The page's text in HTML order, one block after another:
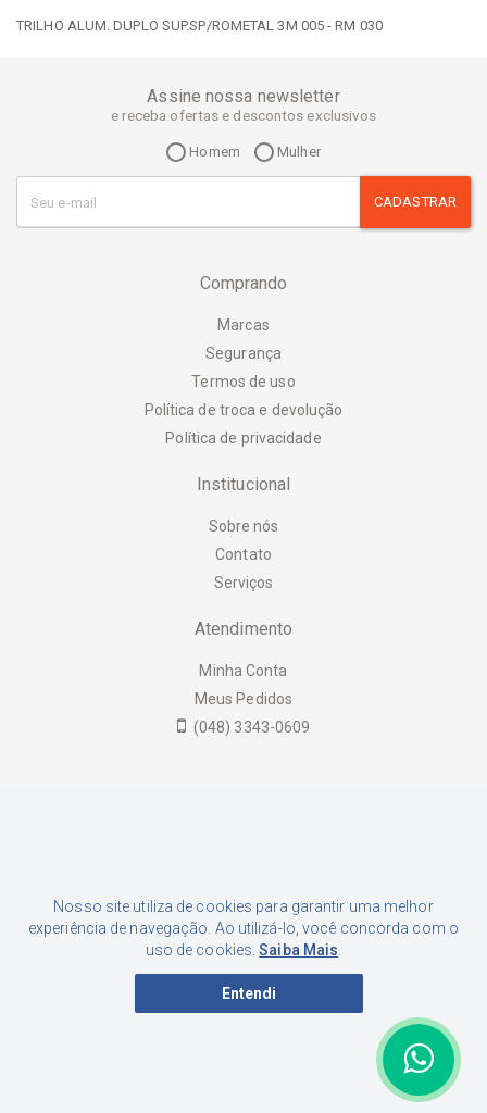
TRILHO ALUM. DUPLO SUP.SP/ROMETAL 3M 005 - RM 030
Nosso site utiliza de cookies para garantir uma melhor
experiência de navegação. Ao utilizá-lo, você concorda com o
uso de cookies.Saiba Mais
Entendi
Assine nossa newsletter
e receba ofertas e descontos exclusivos
Homem Mulher
CADASTRAR
Comprando
Marcas
Segurança
Termos de uso
Política de troca e devolução
Política de privacidade
Institucional
Sobre nós
Contato
Serviços
Atendimento
Minha Conta
Meus Pedidos
(048) 3343-0609
Luciane Junckes Farias Eireli | CNPJ: 02.015.433/0001-46 |
Inscrição Estadual: 253.556.449 | Endereço: Rua Nereu Neto
Capistrano, 280. Fazenda Santo Antônio, São José - SC